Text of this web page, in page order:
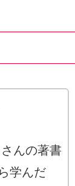
んの著書
学んだ